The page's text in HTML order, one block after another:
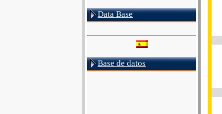
Data Base
Base de datos